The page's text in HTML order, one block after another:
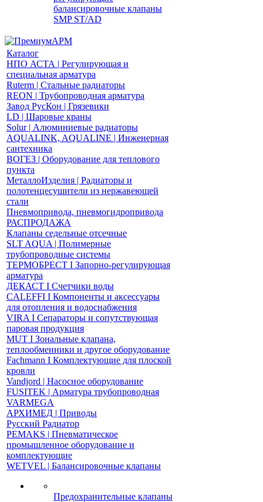
балансировочные клапаны
SMP ST/AD
Каталог
НПО АСТА | Регулирующая и
специальная арматура
Ruterm | Стальные радиаторы
REON | Трубопроводная арматура
Завод РусКон | Грязевики
LD | Шаровые краны
Solur | Алюминиевые радиаторы
AQUALINK, AQUALINE | Инженерная
сантехника
ВОГЕЗ | Оборудование для теплового
пункта
МеталлоИзделия | Радиаторы и
полотенцесушители из нержавеющей
стали
Пневмопривода, пневмогидропривода
РАСПРОДАЖА
Клапаны седельные отсечные
SLT AQUA | Полимерные
трубопроводные системы
ТЕРМОБРЕСТ І Запорно-регулирующая
арматура
ДЕКАСТ І Счетчики воды
CALEFFI І Компоненты и аксессуары
для отопления и водоснабжения
VIRA І Сепараторы и сопутствующая
паровая продукция
MUT І Зональные клапана,
теплообменники и другое оборудование
Fachmann І Комплектующие для плоской
кровли
Vandjord | Насосное оборудование
FUSITEK | Арматура трубопроводная
VARMEGA
АРХИМЕД | Приводы
Русский Радиатор
PEMAKS | Пневматическое
промышленное оборудование и
комплектующие
WETVEL | Балансировочные клапаны
Предохранительные клапаны